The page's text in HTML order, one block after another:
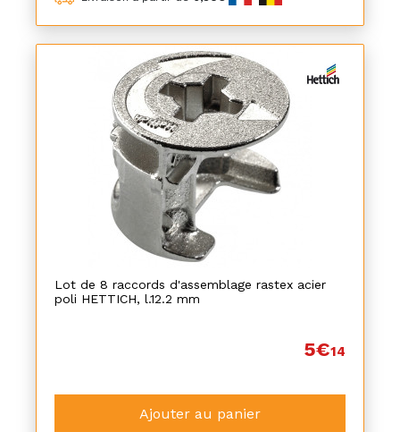
Lot de 8 raccords d'assemblage rastex acier
poli HETTICH, l.12.2 mm
5€14
Ajouter au panier